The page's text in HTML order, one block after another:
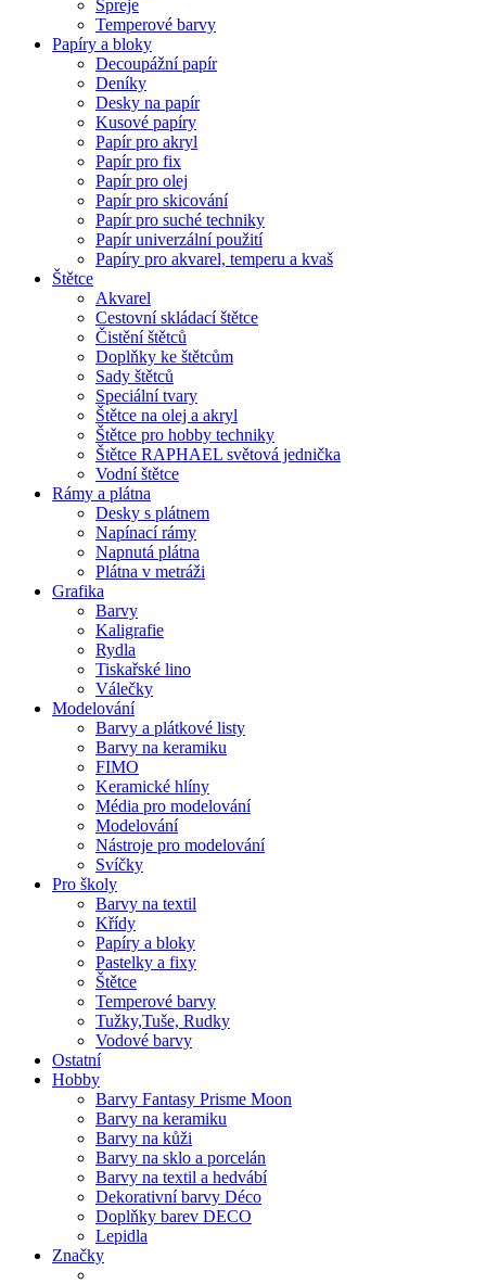
Spreje
Temperové barvy
Papíry a bloky
Decoupážní papír
Deníky
Desky na papír
Kusové papíry
Papír pro akryl
Papír pro fix
Papír pro olej
Papír pro skicování
Papír pro suché techniky
Papír univerzální použití
Papíry pro akvarel, temperu a kvaš
Štětce
Akvarel
Cestovní skládací štětce
Čistění štětců
Doplňky ke štětcům
Sady štětců
Speciální tvary
Štětce na olej a akryl
Štětce pro hobby techniky
Štětce RAPHAEL světová jednička
Vodní štětce
Rámy a plátna
Desky s plátnem
Napínací rámy
Napnutá plátna
Plátna v metráži
Grafika
Barvy
Kaligrafie
Rydla
Tiskařské lino
Válečky
Modelování
Barvy a plátkové listy
Barvy na keramiku
FIMO
Keramické hlíny
Média pro modelování
Modelování
Nástroje pro modelování
Svíčky
Pro školy
Barvy na textil
Křídy
Papíry a bloky
Pastelky a fixy
Štětce
Temperové barvy
Tužky,Tuše, Rudky
Vodové barvy
Ostatní
Hobby
Barvy Fantasy Prisme Moon
Barvy na keramiku
Barvy na kůži
Barvy na sklo a porcelán
Barvy na textil a hedvábí
Dekorativní barvy Déco
Doplňky barev DECO
Lepidla
Značky